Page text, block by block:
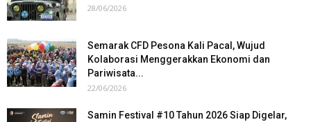
28/06/2026
Semarak CFD Pesona Kali Pacal, Wujud
Kolaborasi Menggerakkan Ekonomi dan
Pariwisata...
22/06/2026
Samin Festival #10 Tahun 2026 Siap Digelar,